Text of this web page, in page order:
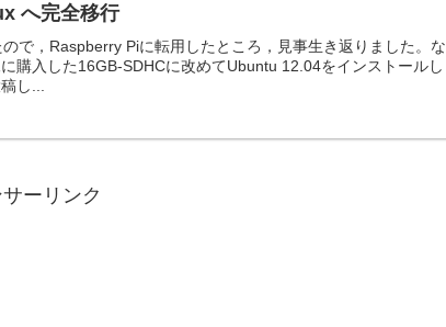
へ完全移行
で，Raspberry Piに転用したところ，見事生き返りました。な
購入した16GB-SDHCに改めてUbuntu 12.04をインストールし
し...
ーリンク